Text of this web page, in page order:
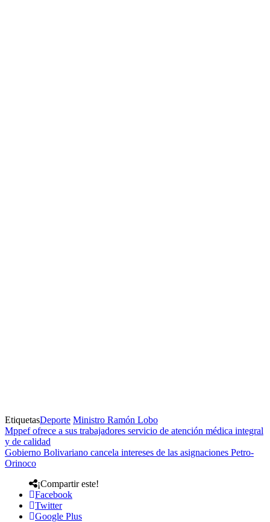
EtiquetasDeporte Ministro Ramón Lobo
Mppef ofrece a sus trabajadores servicio de atención médica integral
y de calidad
Gobierno Bolivariano cancela intereses de las asignaciones Petro-
Orinoco
¡Compartir este!
Facebook
Twitter
Google Plus